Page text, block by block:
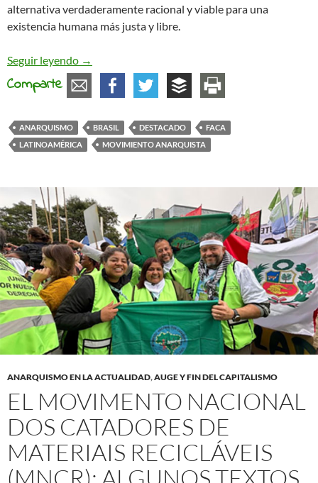
alternativa verdaderamente racional y viable para una
existencia humana más justa y libre.
Seguir leyendo Anarquismo: la respuesta racional a la crisis
→
Comparte
ANARQUISMO BRASIL DESTACADO
FACA
LATINOAMÉRICA
MOVIMIENTO ANARQUISTA
ANARQUISMO EN LA ACTUALIDAD,AUGE Y FIN DEL CAPITALISMO
EL MOVIMENTO NACIONAL
DOS CATADORES DE
MATERIAIS RECICLÁVEIS